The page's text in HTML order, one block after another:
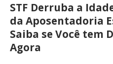
STF Derruba a
da Aposentadoria
Saiba se Você tem
Agora